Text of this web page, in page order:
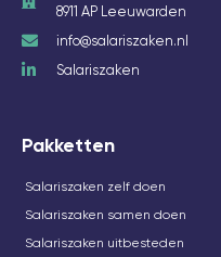
8911 AP Leeuwarden
info@salariszaken.nl
Salariszaken
Pakketten
Salariszaken zelf doen
Salariszaken samen doen
Salariszaken uitbesteden